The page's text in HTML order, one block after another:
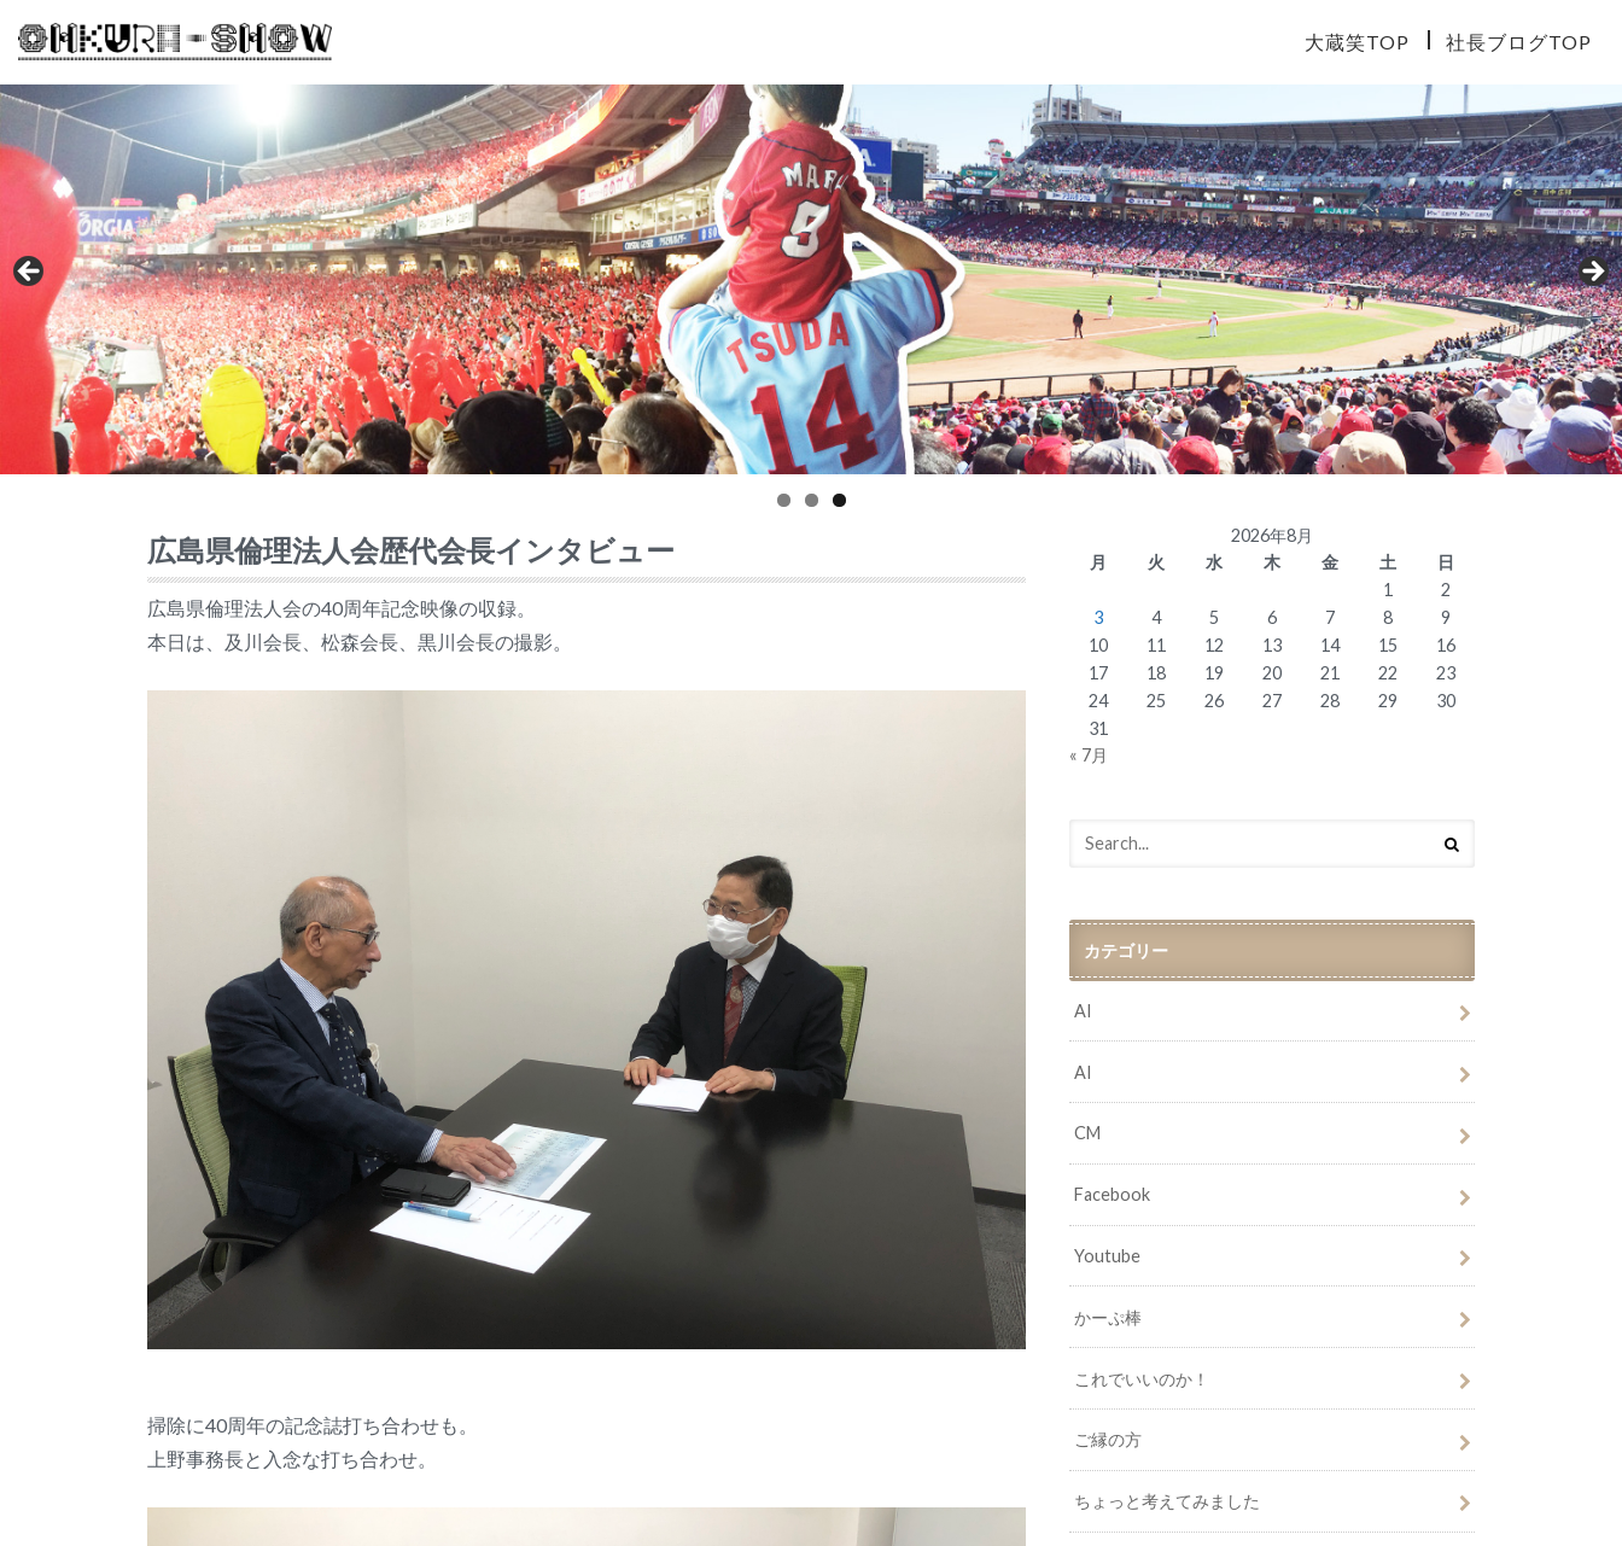
大蔵笑TOP 社長ブログTOP
広島県倫理法人会歴代会長インタビュー
広島県倫理法人会の40周年記念映像の収録。
本日は、及川会長、松森会長、黒川会長の撮影。
掃除に40周年の記念誌打ち合わせも。
上野事務長と入念な打ち合わせ。
2026年8月
月
火 水 木 金 土
日
1
2
3
4 5 6 7 8
9
10
11 12 13 14 15
16
17
18 19 20 21 22
23
24
25 26 27 28 29
30
31
« 7月
カテゴリー
AI
AI
CM
Facebook
Youtube
かーぷ棒
これでいいのか！
ご縁の方
ちょっと考えてみました